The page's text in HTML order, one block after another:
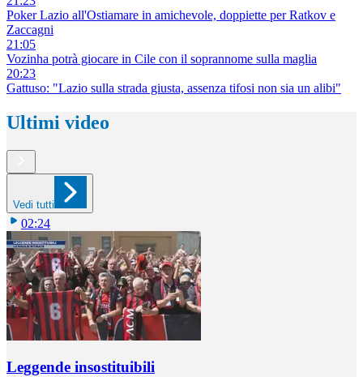
Poker Lazio all'Ostiamare in amichevole, doppiette per Ratkov e
Zaccagni
21:05
Vozinha potrà giocare in Cile con il soprannome sulla maglia
20:23
Gattuso: "Lazio sulla strada giusta, assenza tifosi non sia un alibi"
Ultimi video
Vedi tutti
02:24
Leggende insostituibili